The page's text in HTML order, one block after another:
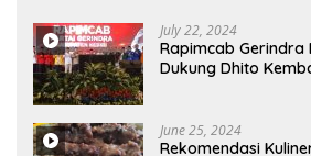
July 22, 2024
Rapimcab Gerindra
Dukung Dhito
June 25, 2024
Rekomendasi